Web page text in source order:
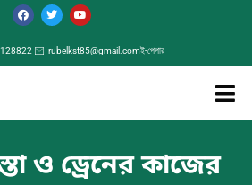
rubelkst85@gmail.comই-পেপার
ও ড্রেনের কাজের